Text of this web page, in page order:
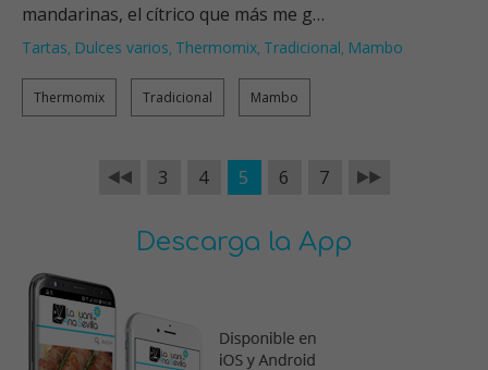
mandarinas, el cítrico que más me g…
Tartas, Dulces varios, Thermomix, Tradicional, Mambo
Thermomix Tradicional Mambo
3 4 5 6 7
Descarga la App